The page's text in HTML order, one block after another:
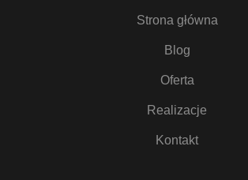
Strona główna
Blog
Oferta
Realizacje
Kontakt